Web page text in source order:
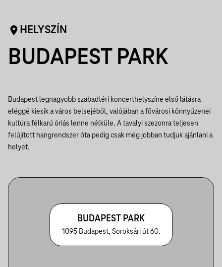
HELYSZÍN
BUDAPEST PARK
Budapest legnagyobb szabadtéri koncerthelyszíne első látásra
eléggé kiesik a város belsejéből, valójában a fővárosi könnyűzenei
kultúra félkarú óriás lenne nélküle. A tavalyi szezonra teljesen
felújított hangrendszer óta pedig csak még jobban tudjuk ajánlani a
helyet.
BUDAPEST PARK
1095 Budapest, Soroksári út 60.